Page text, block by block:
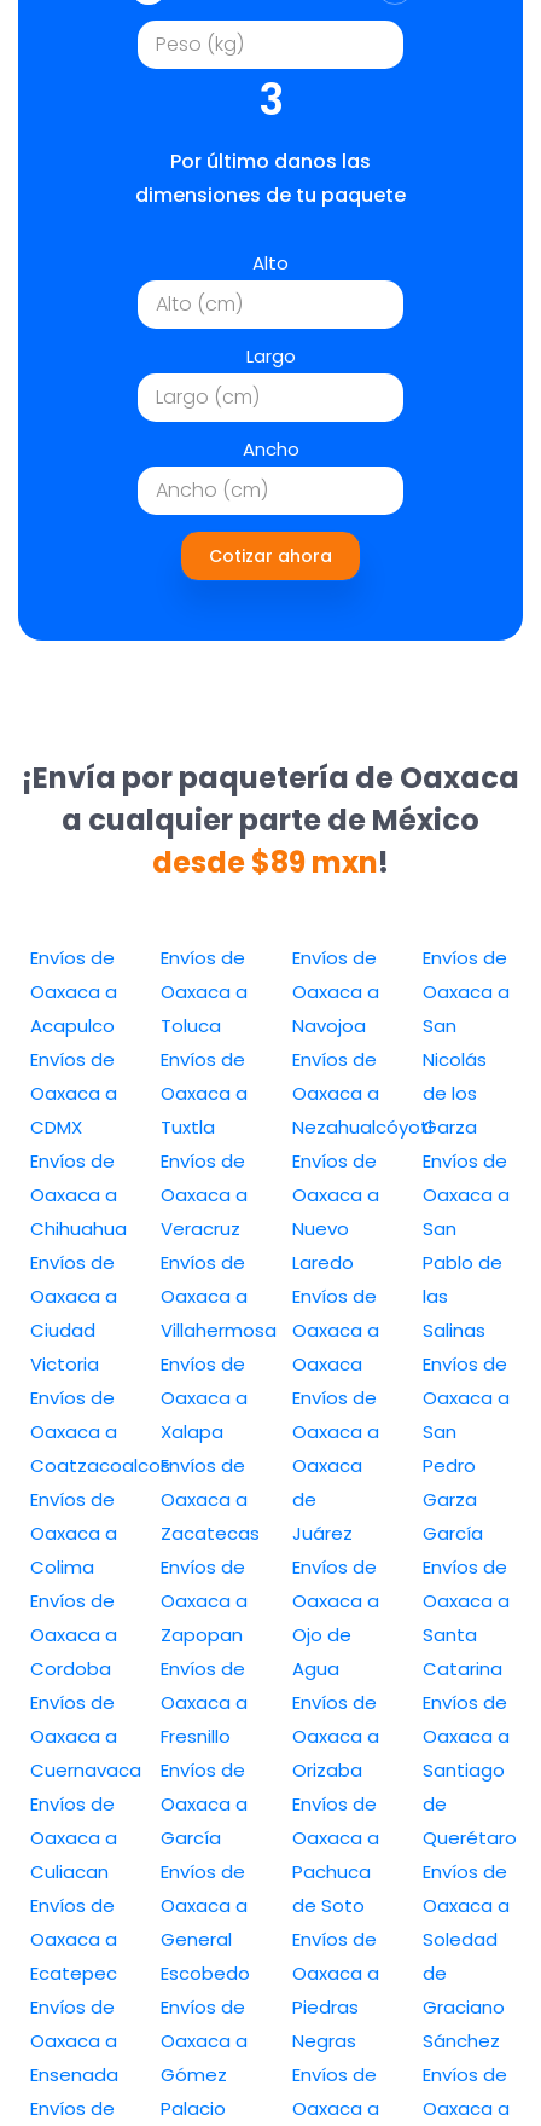
3
Por último danos las
dimensiones de tu paquete
Alto
Largo
Ancho
Cotizar ahora
¡Envía por paquetería de Oaxaca
a cualquier parte de México
desde $89 mxn!
Envíos de
Oaxaca a
Acapulco
Envíos de
Oaxaca a
CDMX
Envíos de
Oaxaca a
Chihuahua
Envíos de
Oaxaca a
Ciudad
Victoria
Envíos de
Oaxaca a
Coatzacoalcos
Envíos de
Oaxaca a
Colima
Envíos de
Oaxaca a
Cordoba
Envíos de
Oaxaca a
Cuernavaca
Envíos de
Oaxaca a
Culiacan
Envíos de
Oaxaca a
Ecatepec
Envíos de
Oaxaca a
Ensenada
Envíos de
Envíos de
Oaxaca a
Toluca
Envíos de
Oaxaca a
Tuxtla
Envíos de
Oaxaca a
Veracruz
Envíos de
Oaxaca a
Villahermosa
Envíos de
Oaxaca a
Xalapa
Envíos de
Oaxaca a
Zacatecas
Envíos de
Oaxaca a
Zapopan
Envíos de
Oaxaca a
Fresnillo
Envíos de
Oaxaca a
García
Envíos de
Oaxaca a
General
Escobedo
Envíos de
Oaxaca a
Gómez
Palacio
Envíos de
Oaxaca a
Navojoa
Envíos de
Oaxaca a
Nezahualcóyotl
Envíos de
Oaxaca a
Nuevo
Laredo
Envíos de
Oaxaca a
Oaxaca
Envíos de
Oaxaca a
Oaxaca
de
Juárez
Envíos de
Oaxaca a
Ojo de
Agua
Envíos de
Oaxaca a
Orizaba
Envíos de
Oaxaca a
Pachuca
de Soto
Envíos de
Oaxaca a
Piedras
Negras
Envíos de
Oaxaca a
Envíos de
Oaxaca a
San
Nicolás
de los
Garza
Envíos de
Oaxaca a
San
Pablo de
las
Salinas
Envíos de
Oaxaca a
San
Pedro
Garza
García
Envíos de
Oaxaca a
Santa
Catarina
Envíos de
Oaxaca a
Santiago
de
Querétaro
Envíos de
Oaxaca a
Soledad
de
Graciano
Sánchez
Envíos de
Oaxaca a